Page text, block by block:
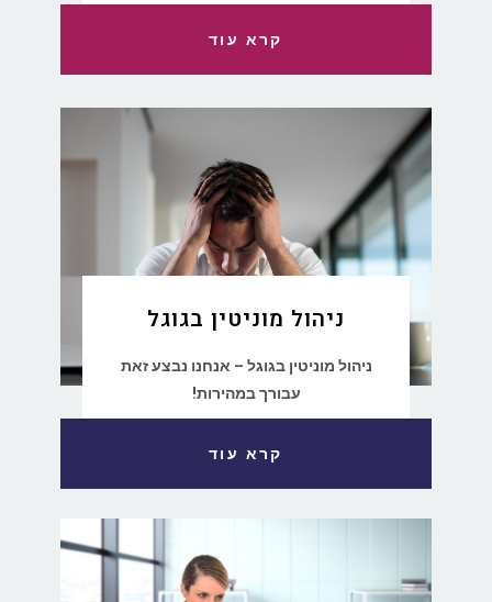
קרא עוד
ניהול מוניטין בגוגל
ניהול מוניטין בגוגל – אנחנו נבצע זאת
עבורך במהירות!
קרא עוד